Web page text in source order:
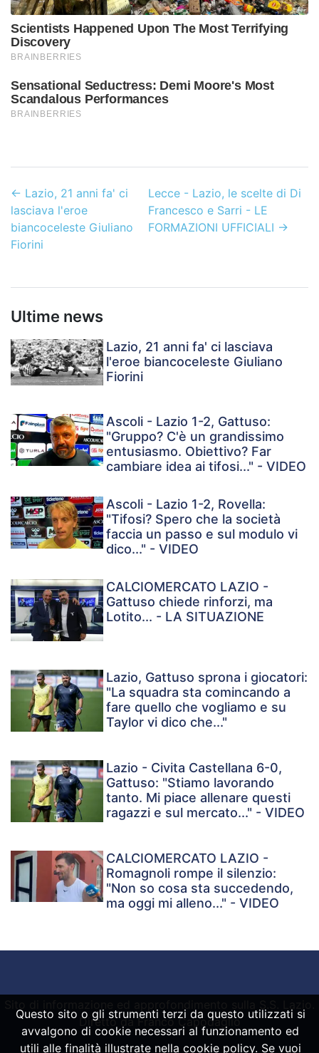
← Lazio, 21 anni fa' ci
lasciava l'eroe
biancoceleste Giuliano
Fiorini
Lecce - Lazio, le scelte di Di
Francesco e Sarri - LE
FORMAZIONI UFFICIALI →
Ultime news
Lazio, 21 anni fa' ci lasciava
l'eroe biancoceleste Giuliano
Fiorini
Ascoli - Lazio 1-2, Gattuso:
"Gruppo? C'è un grandissimo
entusiasmo. Obiettivo? Far
cambiare idea ai tifosi..." - VIDEO
Ascoli - Lazio 1-2, Rovella:
"Tifosi? Spero che la società
faccia un passo e sul modulo vi
dico..." - VIDEO
CALCIOMERCATO LAZIO -
Gattuso chiede rinforzi, ma
Lotito... - LA SITUAZIONE
Lazio, Gattuso sprona i giocatori:
"La squadra sta comincando a
fare quello che vogliamo e su
Taylor vi dico che..."
Lazio - Civita Castellana 6-0,
Gattuso: "Stiamo lavorando
tanto. Mi piace allenare questi
ragazzi e sul mercato..." - VIDEO
CALCIOMERCATO LAZIO -
Romagnoli rompe il silenzio:
"Non so cosa sta succedendo,
ma oggi mi alleno..." - VIDEO
Diretto da Franco Capodaglio
Questo sito o gli strumenti terzi da questo utilizzati si
avvalgono di cookie necessari al funzionamento ed
utili alle finalità illustrate nella cookie policy. Se vuoi